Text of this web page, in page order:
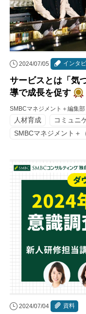
2024/07/05 インタ
サービスとは「
導で成長を促す
SMBCマネジメント＋編集部
人材育成
コミュニ
SMBCマネジメント＋
2024/07/04 資料